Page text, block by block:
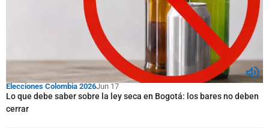
Elecciones Colombia 2026Jun 17
Lo que debe saber sobre la ley seca en Bogotá: los bares no deben
cerrar